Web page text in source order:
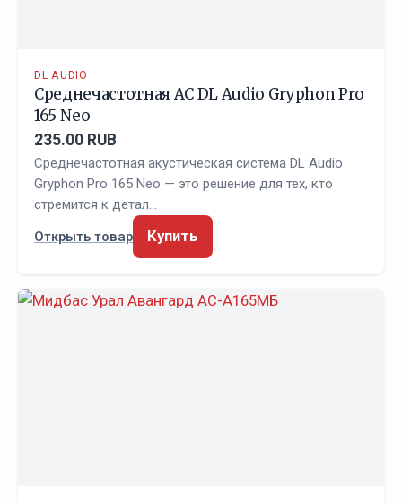
DL AUDIO
Среднечастотная АС DL Audio Gryphon Pro
165 Neo
235.00 RUB
Среднечастотная акустическая система DL Audio
Gryphon Pro 165 Neo — это решение для тех, кто
стремится к детал…
Открыть товар
Купить